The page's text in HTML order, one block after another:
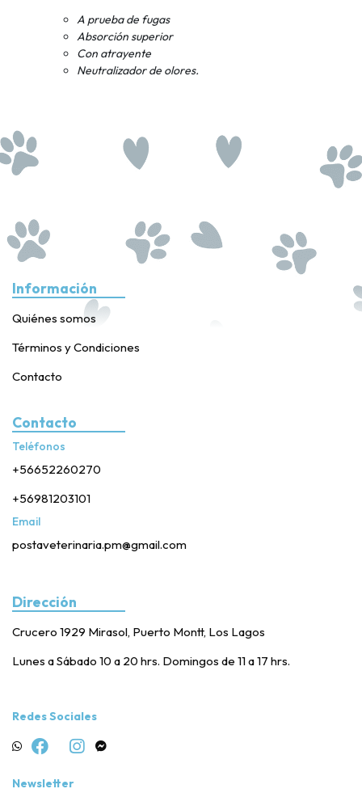
A prueba de fugas
Absorción superior
Con atrayente
Neutralizador de olores.
Información
Quiénes somos
Términos y Condiciones
Contacto
Contacto
Teléfonos
+56652260270
+56981203101
Email
postaveterinaria.pm@gmail.com
Dirección
Crucero 1929 Mirasol, Puerto Montt, Los Lagos
Lunes a Sábado 10 a 20 hrs. Domingos de 11 a 17 hrs.
Redes Sociales
Newsletter